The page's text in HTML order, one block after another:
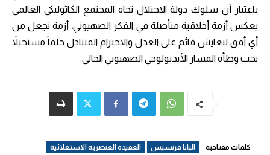
باعتبار أن سلوك دولة الاحتلال تجاه المجتمع الكاثوليكي العالمي
يعكس أزمة أخلاقية متأصلة في الفكر الصهيوني، أزمة تجعل من
أي أفق لتعايش قائم على العدل والاحترام المتبادل حلماً مستحيلاً
تحت وطأة المسار الأيديولوجي الصهيوني الحالي.
كلمات مفتاحية البابا فرنسيس العقيدة العنصرية الاستعلائية